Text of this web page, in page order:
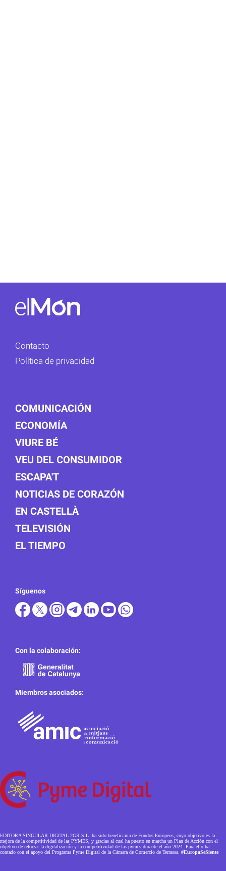
Contacto
Política de privacidad
COMUNICACIÓN
ECONOMÍA
VIURE BÉ
VEU DEL CONSUMIDOR
ESCAPA'T
NOTICIAS DE CORAZÓN
EN CASTELLÀ
TELEVISIÓN
EL TIEMPO
Síguenos
Con la colaboración:
Miembros asociados:
EDITORA SINGULAR DIGITAL 2GR S.L. ha sido beneficiaria de Fondos Europeos, cuyo objetivo es la
mejora de la competitividad de las PYMES, y gracias al cual ha puesto en marcha un Plan de Acción con el
objetivo de reforzar la digitalización y la competitividad de las pymes durante el año 2024. Para ello ha
contado con el apoyo del Programa Pyme Digital de la Cámara de Comercio de Terrassa. #EuropaSeSiente